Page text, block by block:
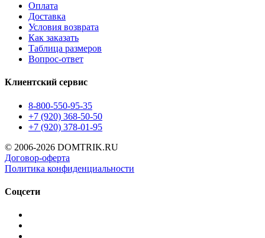
Оплата
Доставка
Условия возврата
Как заказать
Таблица размеров
Вопрос-ответ
Клиентский сервис
8-800-550-95-35
+7 (920) 368-50-50
+7 (920) 378-01-95
© 2006-2026 DOMTRIK.RU
Договор-оферта
Политика конфиденциальности
Соцсети